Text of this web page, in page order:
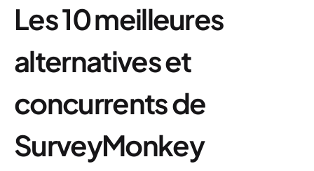
Les 10 meilleures
alternatives et
concurrents de
SurveyMonkey